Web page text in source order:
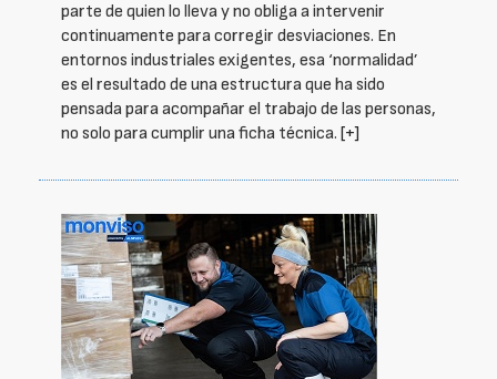
parte de quien lo lleva y no obliga a intervenir
continuamente para corregir desviaciones. En
entornos industriales exigentes, esa ‘normalidad’
es el resultado de una estructura que ha sido
pensada para acompañar el trabajo de las personas,
no solo para cumplir una ficha técnica. [+]